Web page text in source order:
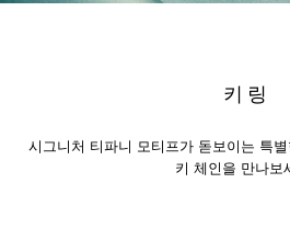
키 링
시그니처 티파니 모티프가 돋보이는 특
키 체인을 만나보